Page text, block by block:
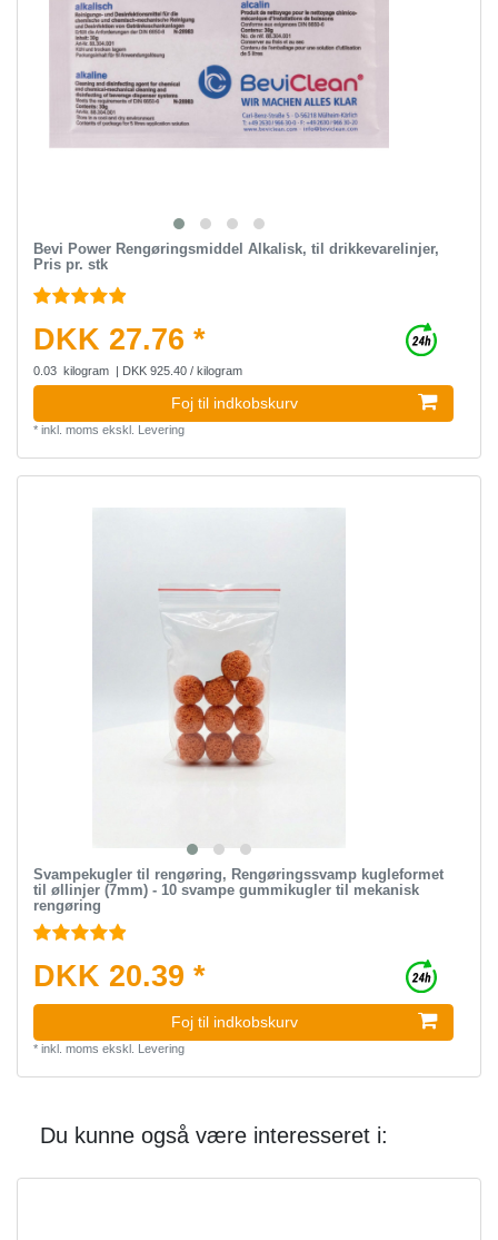
Bevi Power Rengøringsmiddel Alkalisk, til drikkevarelinjer,
Pris pr. stk
DKK 27.76 *
0.03 kilogram | DKK 925.40 / kilogram
Foj til indkobskurv
* inkl. moms ekskl. Levering
Svampekugler til rengøring, Rengøringssvamp kugleformet
til øllinjer (7mm) - 10 svampe gummikugler til mekanisk
rengøring
DKK 20.39 *
Foj til indkobskurv
* inkl. moms ekskl. Levering
Du kunne også være interesseret i: